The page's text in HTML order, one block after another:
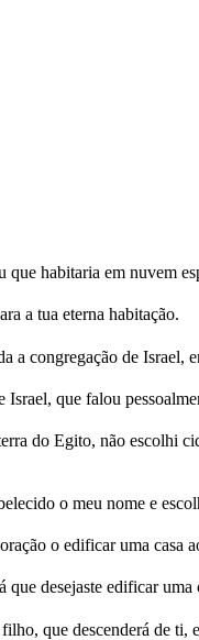
habitaria em nuvem
a tua eterna habitação.
a congregação de Israel,
que falou
do Egito, não escolhi
o meu nome e
o edificar uma casa
desejaste edificar
que descenderá de ti,